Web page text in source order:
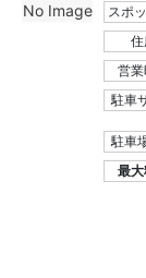
スポ
営
駐車
駐車
最
No Image